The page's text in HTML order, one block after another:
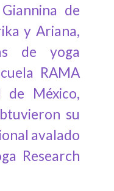
de
y Ariana,
de yoga
RAMA
de México,
su
avalado
Research